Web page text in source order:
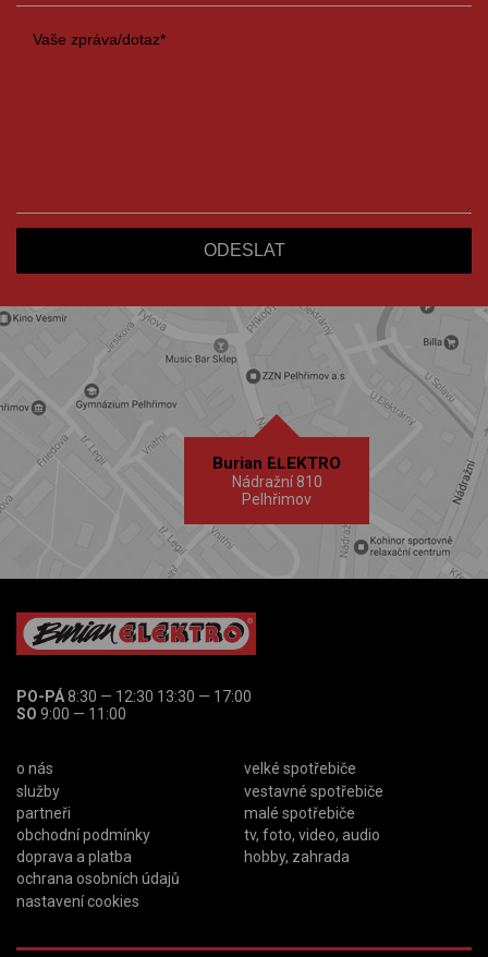
Burian ELEKTRO
Nádražní 810
Pelhřimov
PO-PÁ8:30 — 12:30 13:30 — 17:00
SO 9:00 — 11:00
o nás
služby
partneři
obchodní podmínky
doprava a platba
ochrana osobních údajů
nastavení cookies
velké spotřebiče
vestavné spotřebiče
malé spotřebiče
tv, foto, video, audio
hobby, zahrada